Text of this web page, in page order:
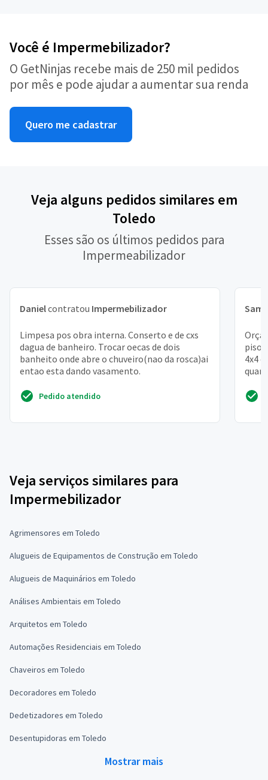
Você é Impermebilizador?
O GetNinjas recebe mais de 250 mil pedidos
por mês e pode ajudar a aumentar sua renda
Quero me cadastrar
Veja alguns pedidos similares em
Toledo
Esses são os últimos pedidos para
Impermeabilizador
Danielcontratou Impermebilizador
Limpesa pos obra interna. Conserto e de cxs
dagua de banheiro. Trocar oecas de dois
banheito onde abre o chuveiro(nao da rosca)ai
entao esta dando vasamento.
Pedido atendido
piso
4x4
Veja serviços similares para
Impermebilizador
Agrimensores em Toledo
Alugueis de Equipamentos de Construção em Toledo
Alugueis de Maquinários em Toledo
Análises Ambientais em Toledo
Arquitetos em Toledo
Automações Residenciais em Toledo
Chaveiros em Toledo
Decoradores em Toledo
Dedetizadores em Toledo
Desentupidoras em Toledo
Mostrar mais